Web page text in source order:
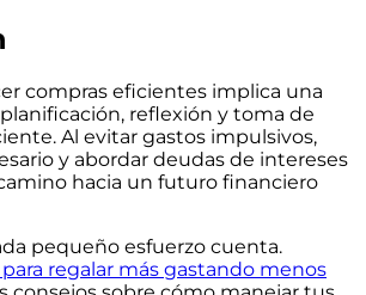
compras eficientes implica una
reflexión y toma de
Al evitar gastos impulsivos,
y abordar deudas de intereses
hacia un futuro financiero
pequeño esfuerzo cuenta.
para regalar más gastando menos